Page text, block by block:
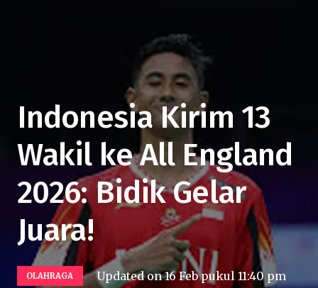
Indonesia Kirim 13
Wakil ke All England
2026: Bidik Gelar
Juara!
OLAHRAGA Updated on16 Feb pukul 11:40 pm